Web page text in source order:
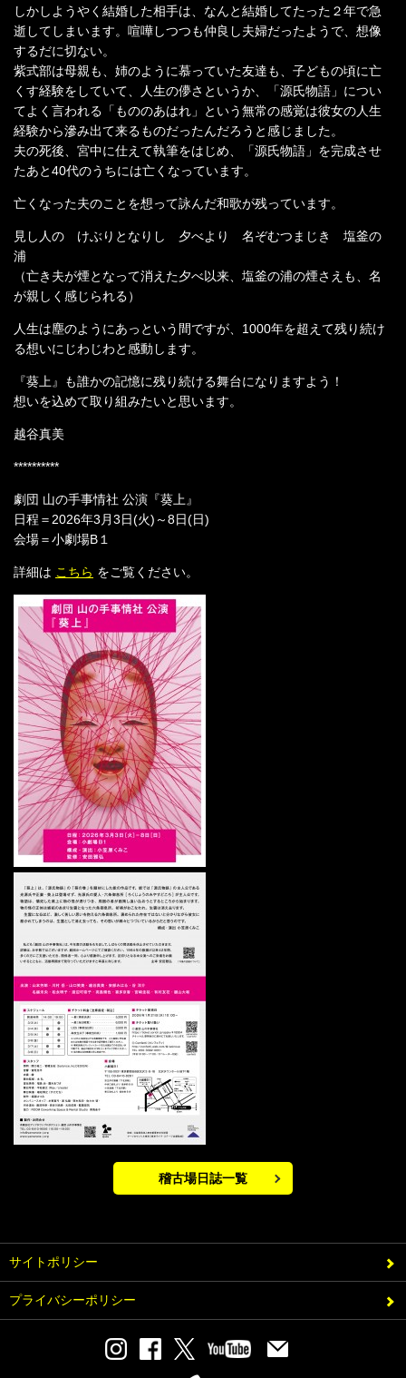
しかしようやく結婚した相手は、なんと結婚してたった２年で急
逝してしまいます。喧嘩しつつも仲良し夫婦だったようで、想像
するだに切ない。
紫式部は母親も、姉のように慕っていた友達も、子どもの頃に亡
くす経験をしていて、人生の儚さというか、「源氏物語」につい
てよく言われる「もののあはれ」という無常の感覚は彼女の人生
経験から滲み出て来るものだったんだろうと感じました。
夫の死後、宮中に仕えて執筆をはじめ、「源氏物語」を完成させ
たあと40代のうちには亡くなっています。
亡くなった夫のことを想って詠んだ和歌が残っています。
見し人の けぶりとなりし 夕べより 名ぞむつまじき 塩釜の
浦
（亡き夫が煙となって消えた夕べ以来、塩釜の浦の煙さえも、名
が親しく感じられる）
人生は塵のようにあっという間ですが、1000年を超えて残り続け
る想いにじわじわと感動します。
『葵上』も誰かの記憶に残り続ける舞台になりますよう！
想いを込めて取り組みたいと思います。
越谷真美
**********
劇団 山の手事情社 公演『葵上』
日程＝2026年3月3日(火)～8日(日)
会場＝小劇場B１
詳細は こちら をご覧ください。
稽古場日誌一覧
サイトポリシー
プライバシーポリシー